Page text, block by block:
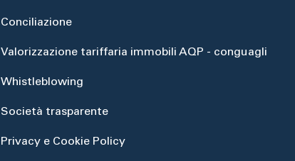
Conciliazione
Valorizzazione tariffaria immobili AQP - conguagli
Whistleblowing
Società trasparente
Privacy e Cookie Policy